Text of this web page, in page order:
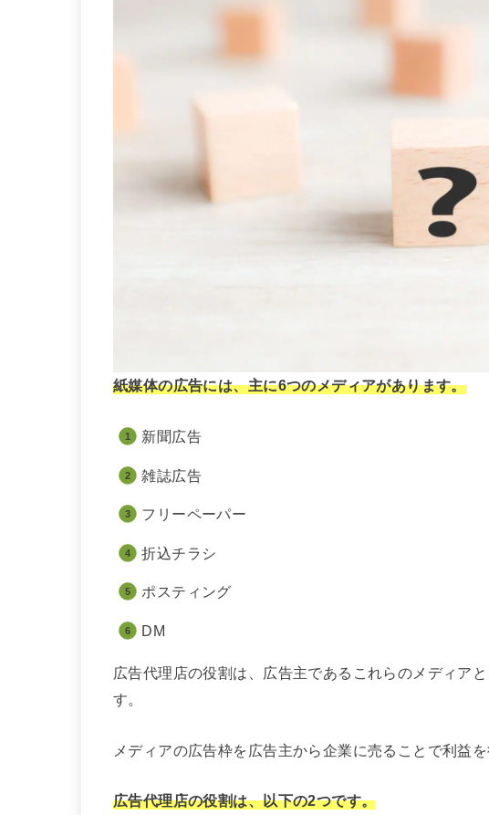
紙媒体の広告には、主に6つのメディアがあります。
新聞広告
雑誌広告
フリーペーパー
折込チラシ
ポスティング
DM
広告代理店の役割は、広告主であるこれらのメディア
す。
メディアの広告枠を広告主から企業に売ることで利益を
広告代理店の役割は、以下の2つです。